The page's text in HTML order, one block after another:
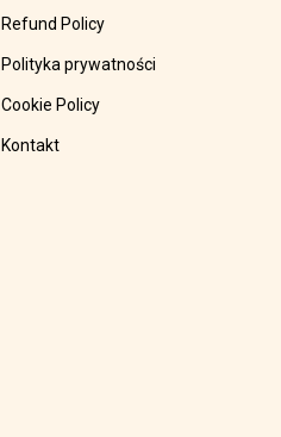
Refund Policy
Polityka prywatności
Cookie Policy
Kontakt